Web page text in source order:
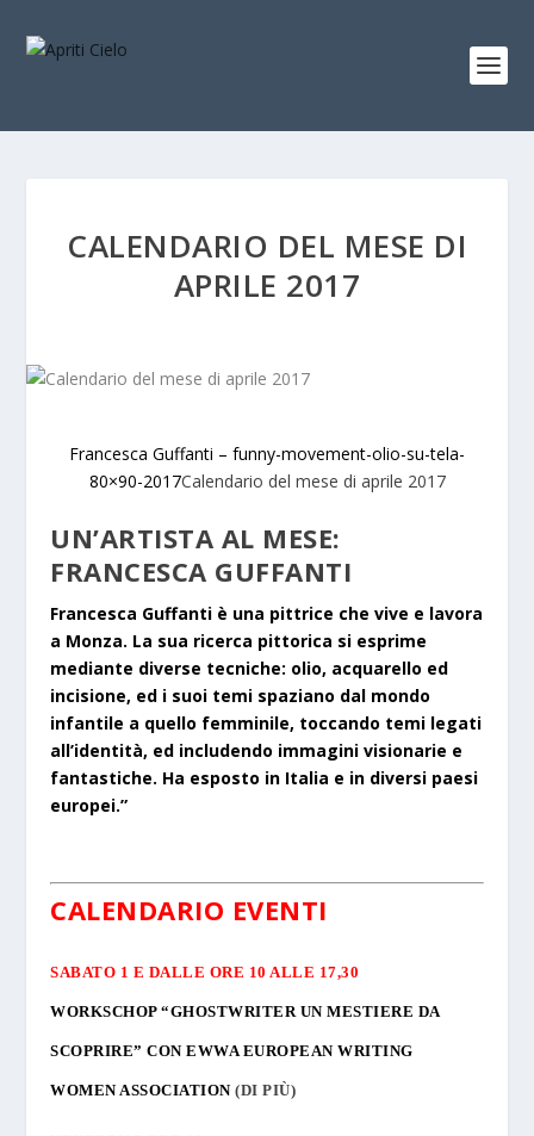
CALENDARIO DEL MESE DI
APRILE 2017
Francesca Guffanti – funny-movement-olio-su-tela-
80×90-2017Calendario del mese di aprile 2017
UN’ARTISTA AL MESE:
FRANCESCA GUFFANTI
Francesca Guffanti è una pittrice che vive e lavora
a Monza. La sua ricerca pittorica si esprime
mediante diverse tecniche: olio, acquarello ed
incisione, ed i suoi temi spaziano dal mondo
infantile a quello femminile, toccando temi legati
all’identità, ed includendo immagini visionarie e
fantastiche. Ha esposto in Italia e in diversi paesi
europei.”
CALENDARIO EVENTI
SABATO 1 E DALLE ORE 10 ALLE 17,30
WORKSCHOP “GHOSTWRITER UN MESTIERE DA
SCOPRIRE” CON EWWA EUROPEAN WRITING
WOMEN ASSOCIATION(DI PIÙ)